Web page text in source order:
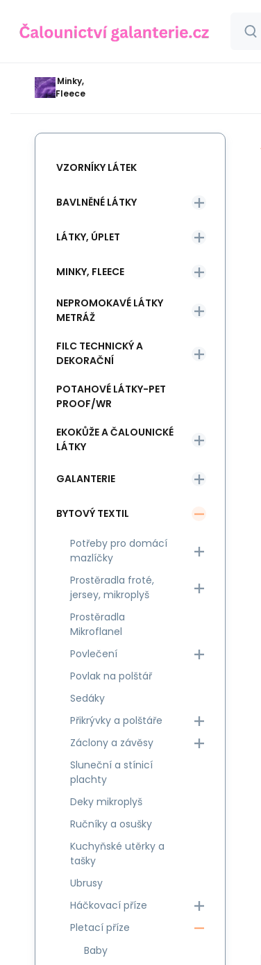
Minky,
Fleece
VZORNÍKY LÁTEK
BAVLNĚNÉ LÁTKY
LÁTKY, ÚPLET
MINKY, FLEECE
NEPROMOKAVÉ LÁTKY
METRÁŽ
FILC TECHNICKÝ A
DEKORAČNÍ
POTAHOVÉ LÁTKY-PET
PROOF/WR
EKOKŮŽE A ČALOUNICKÉ
LÁTKY
GALANTERIE
BYTOVÝ TEXTIL
Potřeby pro domácí
mazlíčky
Prostěradla froté,
jersey, mikroplyš
Prostěradla
Mikroflanel
Povlečení
Povlak na polštář
Sedáky
Přikrývky a polštáře
Záclony a závěsy
Sluneční a stínicí
plachty
Deky mikroplyš
Ručníky a osušky
Kuchyňské utěrky a
tašky
Ubrusy
Háčkovací příze
Pletací příze
Baby